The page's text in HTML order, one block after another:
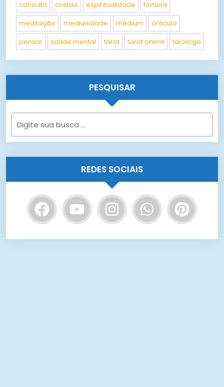
consulta cristais espiritualidade fortuna
meditação mediunidade médium oráculo
pensar saúde mental tarot tarot online tarólogo
PESQUISAR
REDES SOCIAIS